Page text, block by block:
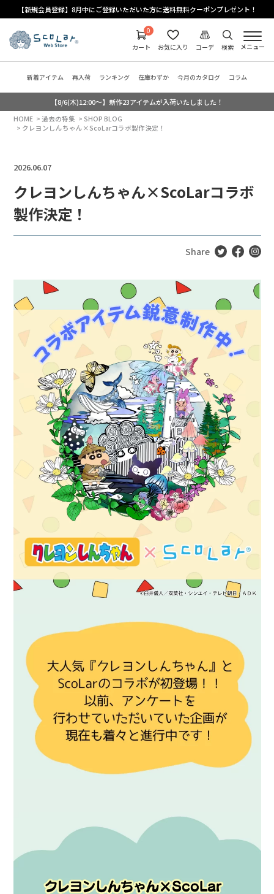
【新規会員登録】8月中にご登録いただいた方に送料無料クーポンプレゼント！
検索
コーデ
お気に入り
0
カート
メニュー
新着アイテム 再入荷 ランキング 在庫わずか 今月のカタログ コラム
【8/6(木)12:00～】新作23アイテムが入荷いたしました！
HOME 過去の特集
SHOP BLOG
クレヨンしんちゃん×ScoLarコラボ製作決定！
2026.06.07
クレヨンしんちゃん×ScoLarコラボ
製作決定！
Share